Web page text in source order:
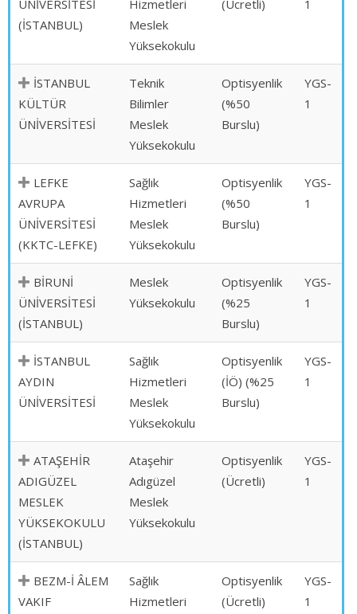
ÜNİVERSİTESİ
(İSTANBUL)
Hizmetleri
Meslek
Yüksekokulu
(Ücretli)
1
İSTANBUL
KÜLTÜR
ÜNİVERSİTESİ
Teknik
Bilimler
Meslek
Yüksekokulu
Optisyenlik
(%50
Burslu)
YGS-
1
LEFKE
AVRUPA
ÜNİVERSİTESİ
(KKTC-LEFKE)
Sağlık
Hizmetleri
Meslek
Yüksekokulu
Optisyenlik
(%50
Burslu)
YGS-
1
BİRUNİ
ÜNİVERSİTESİ
(İSTANBUL)
Meslek
Yüksekokulu
Optisyenlik
(%25
Burslu)
YGS-
1
İSTANBUL
AYDIN
ÜNİVERSİTESİ
Sağlık
Hizmetleri
Meslek
Yüksekokulu
Optisyenlik
(İÖ) (%25
Burslu)
YGS-
1
ATAŞEHİR
ADIGÜZEL
MESLEK
YÜKSEKOKULU
(İSTANBUL)
Ataşehir
Adıgüzel
Meslek
Yüksekokulu
Optisyenlik
(Ücretli)
YGS-
1
BEZM-İ ÂLEM
VAKIF
Sağlık
Hizmetleri
Optisyenlik
(Ücretli)
YGS-
1